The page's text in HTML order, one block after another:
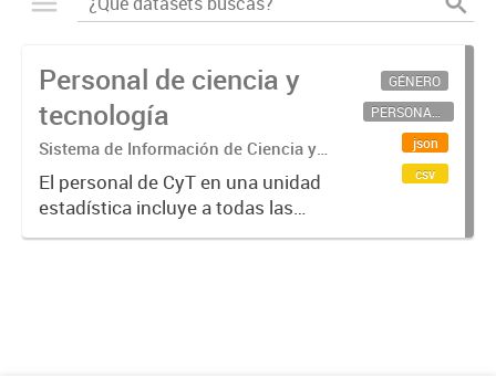
Personal de ciencia y
tecnología
Sistema de Información de Ciencia y
Tecnología Argentino (SICYTAR)
El personal de CyT en una unidad
estadística incluye a todas las
personas involucradas
GÉNERO
PERSONAL CIENTÍFICO-TECNOLÓGICO
json
csv